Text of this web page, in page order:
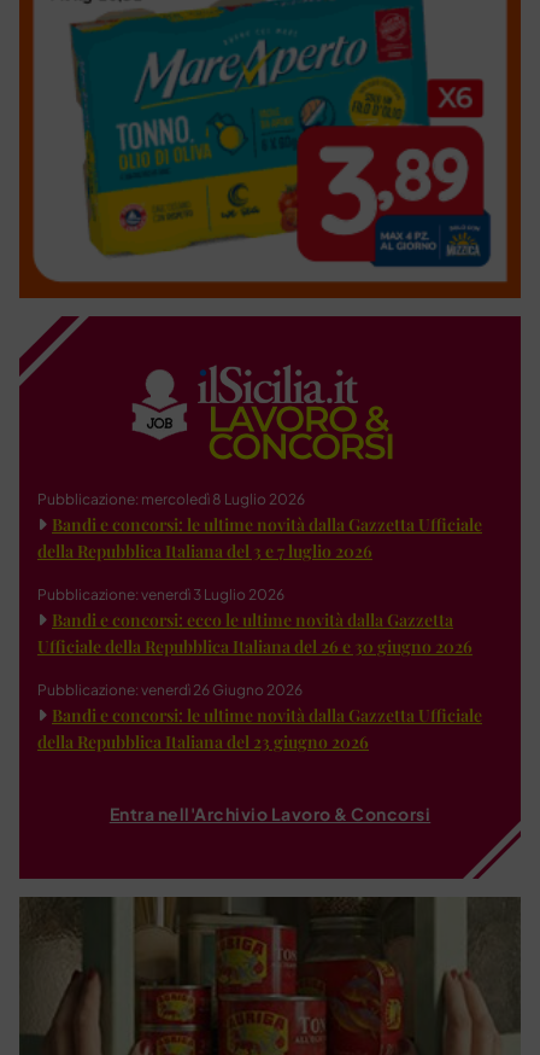
Pubblicazione: mercoledì 8 Luglio 2026
Bandi e concorsi: le ultime novità dalla Gazzetta Ufficiale
della Repubblica Italiana del 3 e 7 luglio 2026
Pubblicazione: venerdì 3 Luglio 2026
Bandi e concorsi: ecco le ultime novità dalla Gazzetta
Ufficiale della Repubblica Italiana del 26 e 30 giugno 2026
Pubblicazione: venerdì 26 Giugno 2026
Bandi e concorsi: le ultime novità dalla Gazzetta Ufficiale
della Repubblica Italiana del 23 giugno 2026
Entra nell'Archivio Lavoro & Concorsi